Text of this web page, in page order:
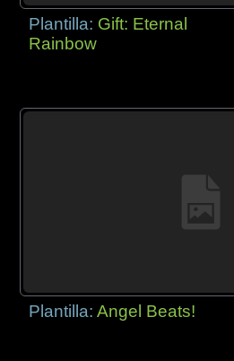
Plantilla: Gift: Eternal
Rainbow
Plantilla:Angel Beats!